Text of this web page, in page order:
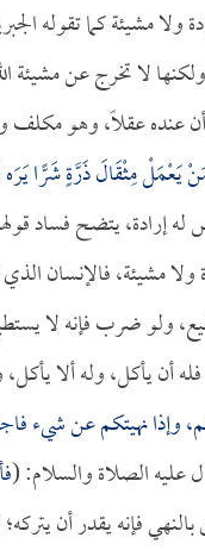
ولا مشيئة كما تقوله
لا تخرج عن مشيئة
أن عنده عقلاً، وهو
يَعْمَلْ مِثْقَالَ ذَرَّةٍ شَرًّا يَرَه
له إرادة، يتضح فساد
ولا مشيئة، فالإنسان
ولو ضرب فإنه لا
فله أن يأكل، وله ألا
وإذا نهيتكم عن شيء
عليه الصلاة والسلام: (
بالنهي فإنه يقدر أن